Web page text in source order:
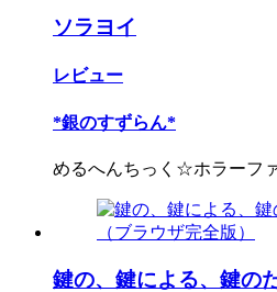
ソラヨイ
レビュー
*銀のすずらん*
めるへんちっく☆ホラーフ
鍵の、鍵による、鍵の